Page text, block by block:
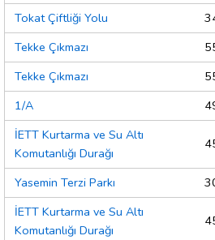
Tokat Çiftliği Yolu
Tekke Çıkmazı
Tekke Çıkmazı
1/A
İETT Kurtarma ve Su Altı
Komutanlığı Durağı
Yasemin Terzi Parkı
İETT Kurtarma ve Su Altı
Komutanlığı Durağı